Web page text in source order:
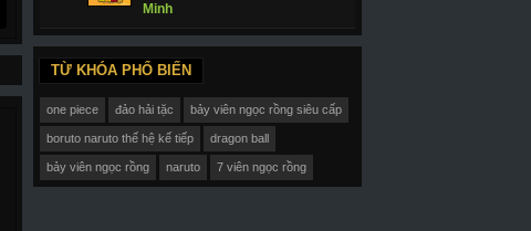
Minh
TỪ KHÓA PHỔ BIẾN
one piece đảo hải tặc bảy viên ngọc rồng siêu cấp
boruto naruto thế hệ kế tiếp dragon ball
bảy viên ngọc rồng naruto 7 viên ngọc rồng